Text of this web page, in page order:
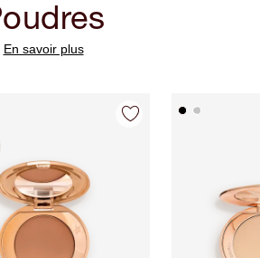
En savoir plus